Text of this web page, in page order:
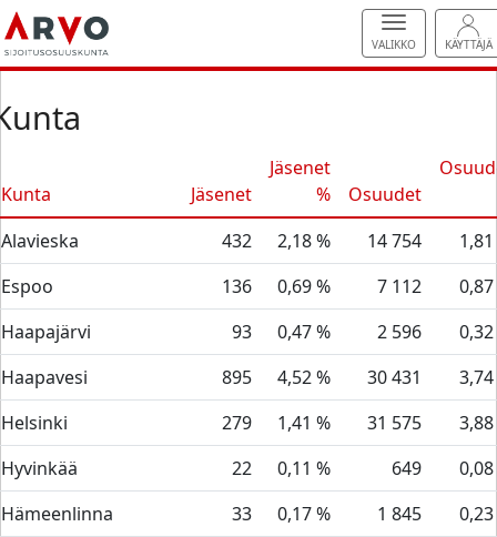
VALIKKO KÄYTTÄJÄ
Kunta Jäsenet
Jäsenet
%
Osuudet
Alavieska 432 2,18 % 14 754
Espoo
136 0,69 % 7 112
0,87
Haapajärvi
93 0,47 % 2 596
0,32
Haapavesi
895 4,52 % 30 431
3,74
Helsinki
279 1,41 % 31 575
3,88
Hyvinkää
22 0,11 % 649
0,08
Hämeenlinna
33 0,17 % 1 845
0,23